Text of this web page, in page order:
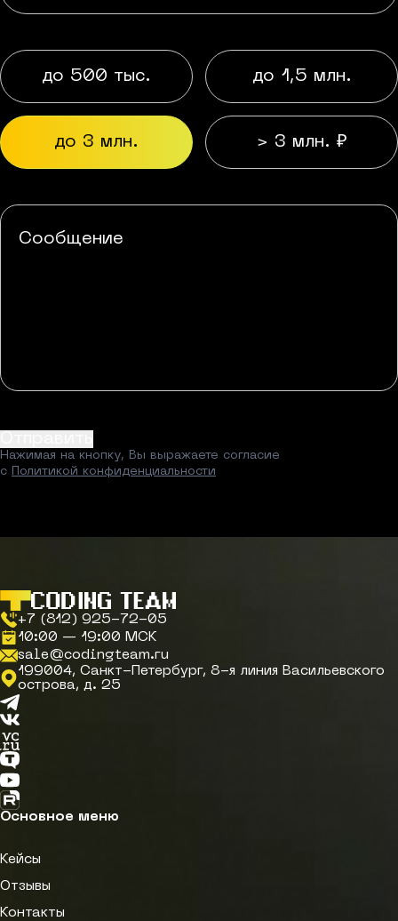
до 500 тыс. до 1,5 млн.
до 3 млн. > 3 млн. ₽
Нажимая на кнопку, Вы выражаете согласие
с
Политикой конфиденциальности
+7 (812) 925-72-05
10:00 — 19:00 МСК
sale@codingteam.ru
199004, Санкт-Петербург, 8-я линия Васильевского
острова, д. 25
Telegram
Вконтакте
VC.ru
TenChat
YouTube
RuTube
Основное меню
Кейсы
Отзывы
Контакты